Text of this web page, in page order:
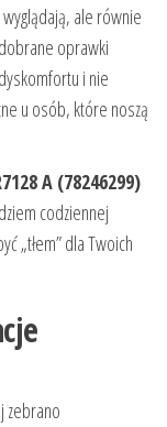
ale równie
oprawki
i nie
u osób, które noszą
A (78246299)
codziennej
„tłem” dla Twoich
zebrano